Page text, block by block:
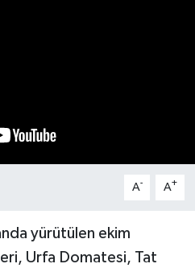
A- A+
yürütülen ekim
Urfa Domatesi, Tat